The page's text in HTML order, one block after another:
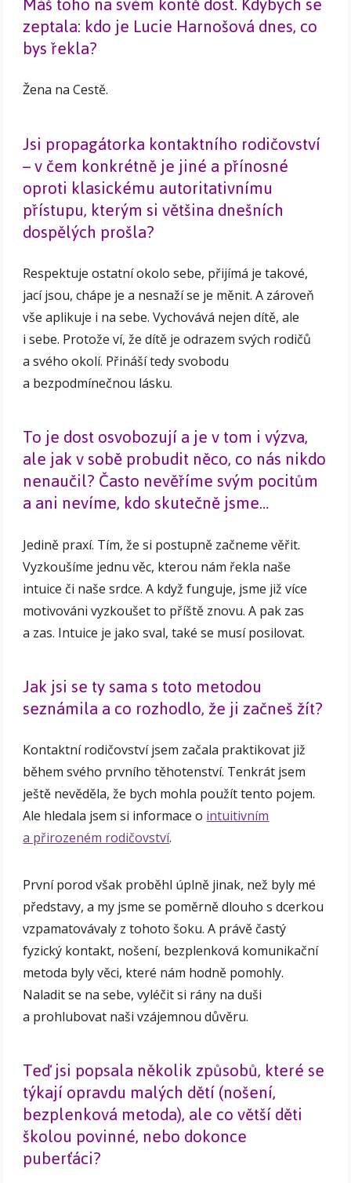
zeptala: kdo je Lucie Harnošová dnes, co
bys řekla?
Žena na Cestě.
Jsi propagátorka kontaktního rodičovství
– v čem konkrétně je jiné a přínosné
oproti klasickému autoritativnímu
přístupu, kterým si většina dnešních
dospělých prošla?
Respektuje ostatní okolo sebe, přijímá je takové,
jací jsou, chápe je a nesnaží se je měnit. A zároveň
vše aplikuje i na sebe. Vychovává nejen dítě, ale
i sebe. Protože ví, že dítě je odrazem svých rodičů
a svého okolí. Přináší tedy svobodu
a bezpodmínečnou lásku.
To je dost osvobozují a je v tom i výzva,
ale jak v sobě probudit něco, co nás nikdo
nenaučil? Často nevěříme svým pocitům
a ani nevíme, kdo skutečně jsme…
Jedině praxí. Tím, že si postupně začneme věřit.
Vyzkoušíme jednu věc, kterou nám řekla naše
intuice či naše srdce. A když funguje, jsme již více
motivováni vyzkoušet to příště znovu. A pak zas
a zas. Intuice je jako sval, také se musí posilovat.
Jak jsi se ty sama s toto metodou
seznámila a co rozhodlo, že ji začneš žít?
Kontaktní rodičovství jsem začala praktikovat již
během svého prvního těhotenství. Tenkrát jsem
ještě nevěděla, že bych mohla použít tento pojem.
Ale hledala jsem si informace o intuitivním
a přirozeném rodičovství.
První porod však proběhl úplně jinak, než byly mé
představy, a my jsme se poměrně dlouho s dcerkou
vzpamatovávaly z tohoto šoku. A právě častý
fyzický kontakt, nošení, bezplenková komunikační
metoda byly věci, které nám hodně pomohly.
Naladit se na sebe, vyléčit si rány na duši
a prohlubovat naši vzájemnou důvěru.
Teď jsi popsala několik způsobů, které se
týkají opravdu malých dětí (nošení,
bezplenková metoda), ale co větší děti
školou povinné, nebo dokonce
puberťáci?